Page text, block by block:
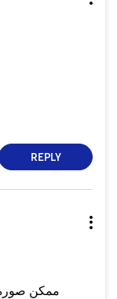
REPLY
ممكن صورة